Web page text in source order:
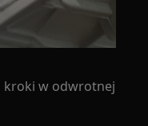
kroki w odwrotnej